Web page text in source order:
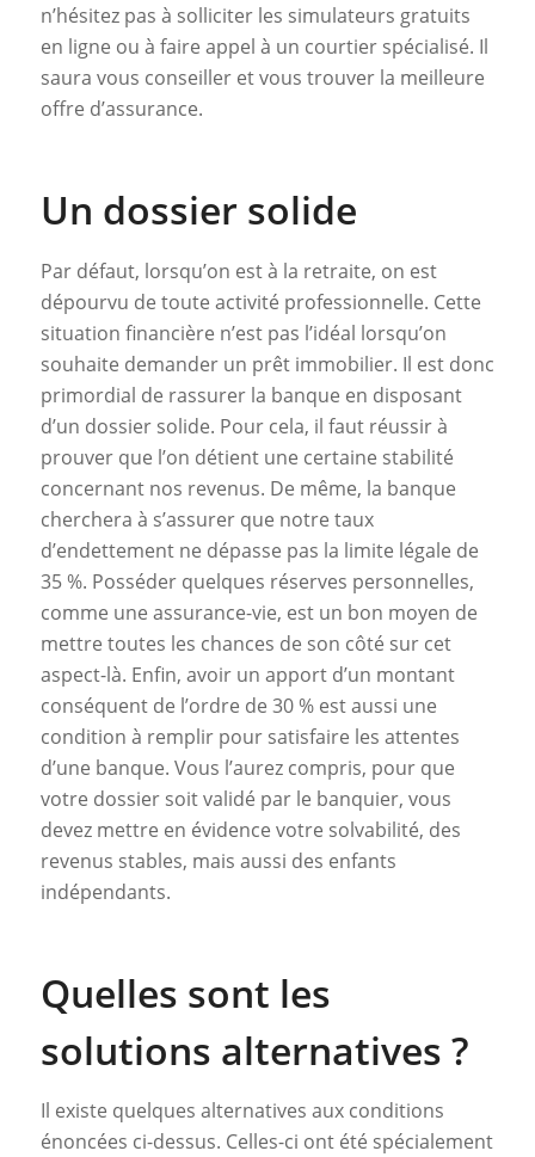
n’hésitez pas à solliciter les simulateurs gratuits
en ligne ou à faire appel à un courtier spécialisé. Il
saura vous conseiller et vous trouver la meilleure
offre d’assurance.
Un dossier solide
Par défaut, lorsqu’on est à la retraite, on est
dépourvu de toute activité professionnelle. Cette
situation financière n’est pas l’idéal lorsqu’on
souhaite demander un prêt immobilier. Il est donc
primordial de rassurer la banque en disposant
d’un dossier solide. Pour cela, il faut réussir à
prouver que l’on détient une certaine stabilité
concernant nos revenus. De même, la banque
cherchera à s’assurer que notre taux
d’endettement ne dépasse pas la limite légale de
35 %. Posséder quelques réserves personnelles,
comme une assurance-vie, est un bon moyen de
mettre toutes les chances de son côté sur cet
aspect-là. Enfin, avoir un apport d’un montant
conséquent de l’ordre de 30 % est aussi une
condition à remplir pour satisfaire les attentes
d’une banque. Vous l’aurez compris, pour que
votre dossier soit validé par le banquier, vous
devez mettre en évidence votre solvabilité, des
revenus stables, mais aussi des enfants
indépendants.
Quelles sont les
solutions alternatives ?
Il existe quelques alternatives aux conditions
énoncées ci-dessus. Celles-ci ont été spécialement